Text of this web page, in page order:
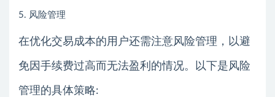
5. 风险管理
在优化交易成本的用户还需注意风险管理，以避
免因手续费过高而无法盈利的情况。以下是风险
管理的具体策略: